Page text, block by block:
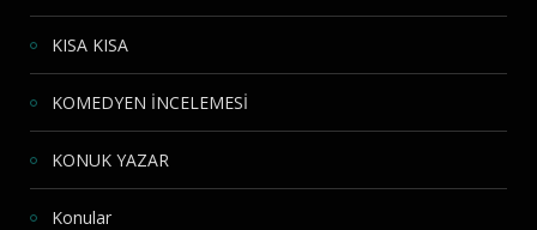
KISA KISA
KOMEDYEN İNCELEMESİ
KONUK YAZAR
Konular